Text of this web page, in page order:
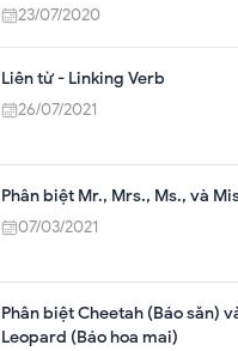
23/07/2020
Liên từ - Linking Verb
26/07/2021
Phân biệt Mr., Mrs., Ms., và
07/03/2021
Phân biệt Cheetah (Báo săn)
Leopard (Báo hoa mai)